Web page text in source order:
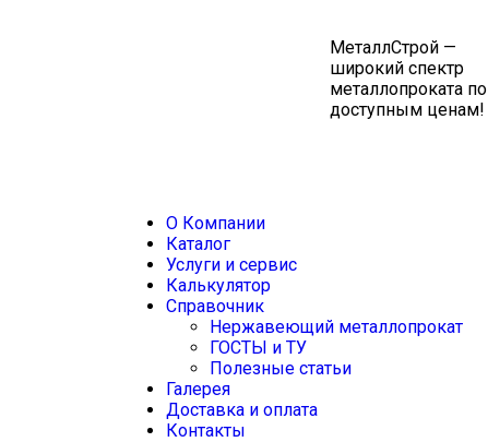
МеталлСтрой —
широкий спектр
металлопроката по
доступным ценам!
О Компании
Каталог
Услуги и сервис
Калькулятор
Справочник
Нержавеющий металлопрокат
ГОСТЫ и ТУ
Полезные статьи
Галерея
Доставка и оплата
Контакты